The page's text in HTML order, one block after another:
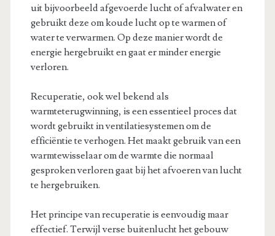
uit bijvoorbeeld afgevoerde lucht of afvalwater en
gebruikt deze om koude lucht op te warmen of
water te verwarmen. Op deze manier wordt de
energie hergebruikt en gaat er minder energie
verloren.
Recuperatie, ook wel bekend als
warmteterugwinning, is een essentieel proces dat
wordt gebruikt in ventilatiesystemen om de
efficiëntie te verhogen. Het maakt gebruik van een
warmtewisselaar om de warmte die normaal
gesproken verloren gaat bij het afvoeren van lucht
te hergebruiken.
Het principe van recuperatie is eenvoudig maar
effectief. Terwijl verse buitenlucht het gebouw